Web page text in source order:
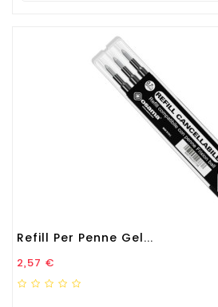
Refill Per Penne Gel...
Prezzo
2,57 €